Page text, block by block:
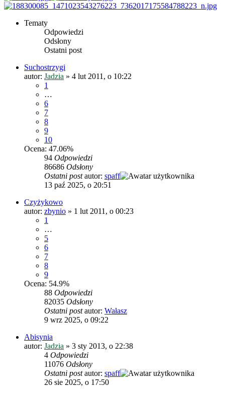
Tematy
Odpowiedzi
Odsłony
Ostatni post
Suchostrzygi
autor: Jadzia » 4 lut 2011, o 10:22
1
…
6
7
8
9
10
Ocena: 47.06%
94 Odpowiedzi
86686 Odsłony
Ostatni postautor: spaff
13 paź 2025, o 20:51
Czyżykowo
autor: zbynio » 1 lut 2011, o 00:23
1
…
5
6
7
8
9
Ocena: 54.9%
88 Odpowiedzi
82035 Odsłony
Ostatni postautor: Wałasz
9 wrz 2025, o 09:22
Abisynia
autor: Jadzia » 3 sty 2013, o 22:38
4 Odpowiedzi
11076 Odsłony
Ostatni postautor: spaff
26 sie 2025, o 17:50